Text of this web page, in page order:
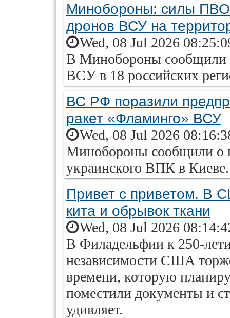
Минобороны: силы ПВО
дронов ВСУ на
Wed, 08 Jul 2026
В Минобороны сообщили
ВСУ в 18 российских
ВС РФ поразили
ракет «Фламинго» ВСУ
Wed, 08 Jul 2026
Минобороны сообщили о
украинского ВПК в Киеве.
Привет с приветом. В
кита и обрывок ткани
Wed, 08 Jul 2026
В Филадельфии к 250-
независимости США
времени, которую
поместили документы и
удивляет.